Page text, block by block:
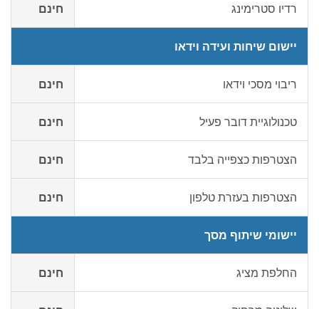
רדיו סטרימינג חינם
יישום שיחות ועידה וידאו
ריבוי מסכי וידאו חינם
טכנולוגיית דובר פעיל חינם
הצטרפות כצפייה בלבד חינם
הצטרפות בעזרת טלפון חינם
יישומי שיתוף מסך
החלפת מציג חינם